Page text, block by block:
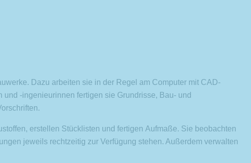
Dazu arbeiten sie in der Regel am Computer mit CAD-
-ingenieurinnen fertigen sie Grundrisse, Bau- und
erstellen Stücklisten und fertigen Aufmaße. Sie beobachten
jeweils rechtzeitig zur Verfügung stehen. Außerdem verwalten